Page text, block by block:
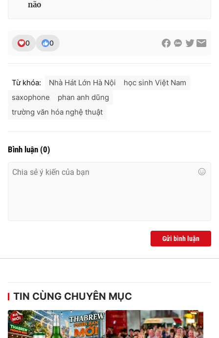
não
0 0
Từ khóa: Nhà Hát Lớn Hà Nội
học sinh Việt Nam
saxophone
phan anh dũng
trường văn hóa nghệ thuật
Bình luận (0)
Gửi bình luận
TIN CÙNG CHUYÊN MỤC